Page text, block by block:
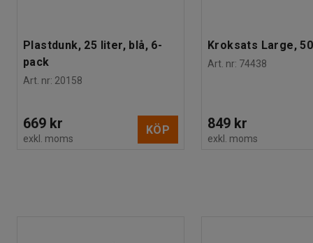
Plastdunk, 25 liter, blå, 6-
pack
Art. nr: 20158
669 kr
exkl. moms
KÖP
Kroksats Large,
Art. nr: 74438
849 kr
exkl. moms